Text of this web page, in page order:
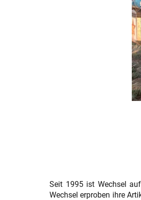
Seit 1995 ist Wechsel
Wechsel erproben ihre